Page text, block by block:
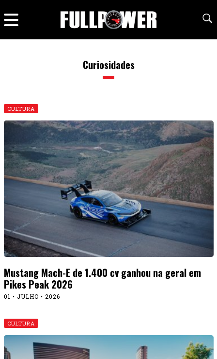
Curiosidades
CULTURA
Mustang Mach-E de 1.400 cv ganhou na geral em
Pikes Peak 2026
01 • JULHO • 2026
CULTURA